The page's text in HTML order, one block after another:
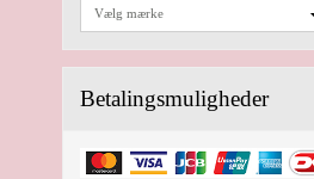
Betalingsmuligheder